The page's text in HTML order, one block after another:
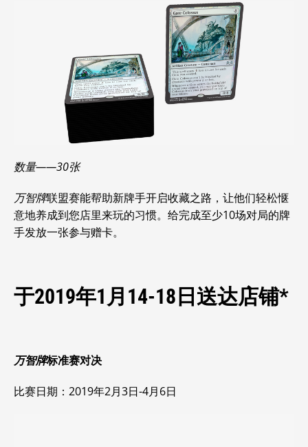
数量——30张
万智牌联盟赛能帮助新牌手开启收藏之路，让他们轻松惬
意地养成到您店里来玩的习惯。给完成至少10场对局的牌
手发放一张参与赠卡。
于2019年1月14-18日送达店铺*
万智牌标准赛对决
比赛日期：2019年2月3日-4月6日